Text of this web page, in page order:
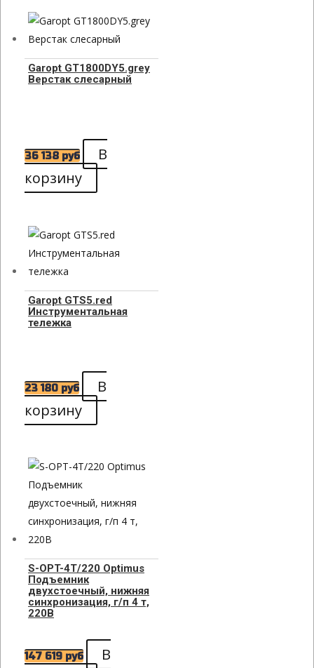
Garopt GT1800DY5.grey
Верстак слесарный
36 138 руб
В
корзину
Garopt GTS5.red
Инструментальная
тележка
23 180 руб
В
корзину
S-OPT-4T/220 Optimus
Подъемник
двухстоечный, нижняя
синхронизация, г/п 4 т,
220В
147 619 руб
В